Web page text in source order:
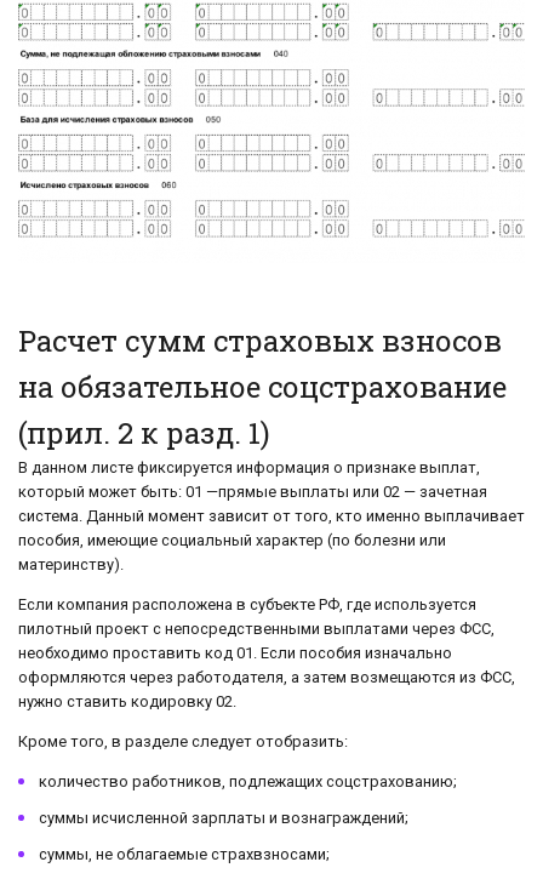
Расчет сумм страховых взносов
на обязательное соцстрахование
(прил. 2 к разд. 1)
В данном листе фиксируется информация о признаке выплат,
который может быть: 01 —прямые выплаты или 02 — зачетная
система. Данный момент зависит от того, кто именно выплачивает
пособия, имеющие социальный характер (по болезни или
материнству).
Если компания расположена в субъекте РФ, где используется
пилотный проект с непосредственными выплатами через ФСС,
необходимо проставить код 01. Если пособия изначально
оформляются через работодателя, а затем возмещаются из ФСС,
нужно ставить кодировку 02.
Кроме того, в разделе следует отобразить:
количество работников, подлежащих соцстрахованию;
суммы исчисленной зарплаты и вознаграждений;
суммы, не облагаемые страхвзносами;